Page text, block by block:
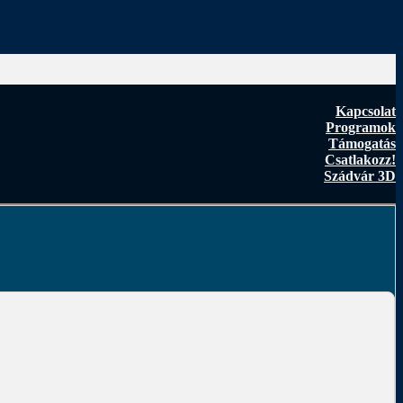
Kapcsolat
Programok
Támogatás
Csatlakozz!
Szádvár 3D